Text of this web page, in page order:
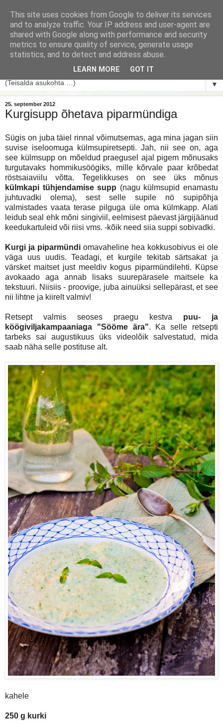
▼
25. september 2012
Kurgisupp õhetava piparmündiga
Sügis on juba täiel rinnal võimutsemas, aga mina jagan siin
suvise iseloomuga külmsupiretsepti. Jah, nii see on, aga
see külmsupp on mõeldud praegusel ajal pigem mõnusaks
turgutavaks hommikusöögiks, mille kõrvale paar krõbedat
röstsaiaviilu võtta. Tegelikkuses on see üks mõnus
külmkapi tühjendamise supp (nagu külmsupid enamastu
juhtuvadki olema), sest selle supile nö supipõhja
valmistades vaata terase pilguga üle oma külmkapp. Alati
leidub seal ehk mõni singiviil, eelmisest päevast järgijäänud
keedukartuleid või riisi vms. -kõik need siia suppi sobivadki.
Kurgi ja piparmündi omavaheline hea kokkusobivus ei ole
väga uus uudis. Teadagi, et kurgile tekitab särtsakat ja
värsket maitset just meeldiv kogus piparmündilehti. Küpse
avokaado aga annab lisaks suurepärasele maitsele ka
tekstuuri. Niisiis - proovige, juba ainuüksi sellepärast, et see
nii lihtne ja kiirelt valmiv!
Retsept valmis seoses praegu kestva puu- ja
köögiviljakampaaniaga "Sööme ära". Ka selle retsepti
tarbeks sai augustikuus üks videolõik salvestatud, mida
saab näha selle postituse alt.
kahele
250 g kurki
This site uses cookies from Google to deliver its services
and to analyze traffic. Your IP address and user-agent are
shared with Google along with performance and security
metrics to ensure quality of service, generate usage
statistics, and to detect and address abuse.
LEARN MORE GOT IT